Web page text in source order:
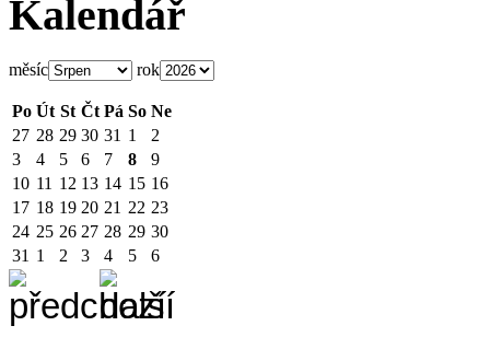
Kalendář
měsíc rok
Po Út St Čt Pá So Ne
27 28 29 30 31 1
2
3
4 5 6 7 8
9
10 11 12 13 14 15 16
17 18 19 20 21 22 23
24 25 26 27 28 29 30
31 1 2 3 4 5 6